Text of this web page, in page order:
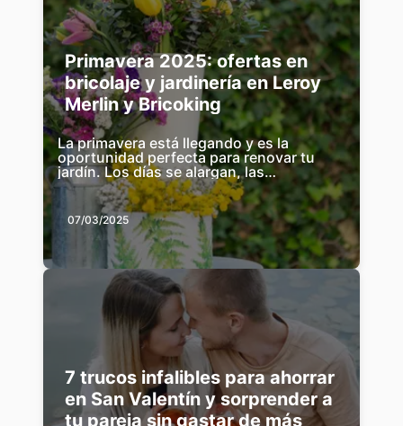
Primavera 2025: ofertas en
bricolaje y jardinería en Leroy
Merlin y Bricoking
La primavera está llegando y es la
oportunidad perfecta para renovar tu
jardín. Los días se alargan, las
temperaturas suben y el sol nos invita a
disfrutar...
07/03/2025
7 trucos infalibles para ahorrar
en San Valentín y sorprender a
tu pareja sin gastar de más